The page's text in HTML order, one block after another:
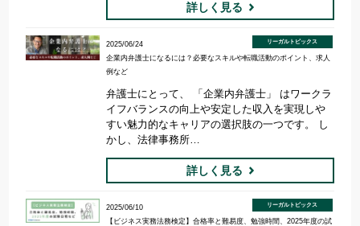
詳しく見る
2025/06/24
企業内弁護士になるには？必要なスキルや転職活動のポイント、求人
例など
リーガルトピックス
弁護士にとって、 「企業内弁護士」 はワークラ
イフバランスの向上や安定した収入を実現しや
すい魅力的なキャリアの選択肢の一つです。 し
かし、法律事務所…
詳しく見る
2025/06/10
【ビジネス実務法務検定】合格率と難易度、勉強時間、2025年度の試
リーガルトピックス